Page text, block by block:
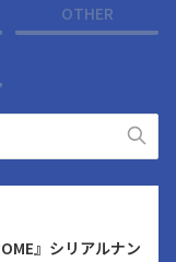
OTHER
』シリアルナン